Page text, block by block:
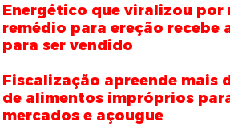
Energético que viralizou por
remédio para ereção recebe
para ser vendido
Fiscalização apreende mais
de alimentos impróprios
mercados e açougue